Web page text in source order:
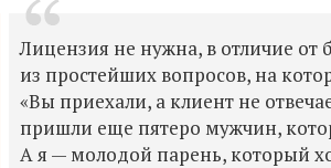
Лицензия не нужна, в отличие от
из простейших вопросов, на
«Вы приехали, а клиент не
пришли еще пятеро мужчин,
А я — молодой парень, который